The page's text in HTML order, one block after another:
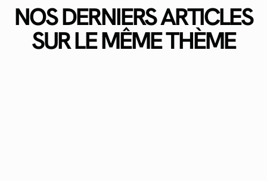
NOS DERNIERS ARTICLES
SUR LE MÊME THÈME